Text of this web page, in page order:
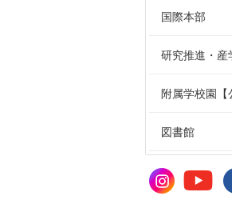
国際本部
研究推進・産
附属学校園【
図書館